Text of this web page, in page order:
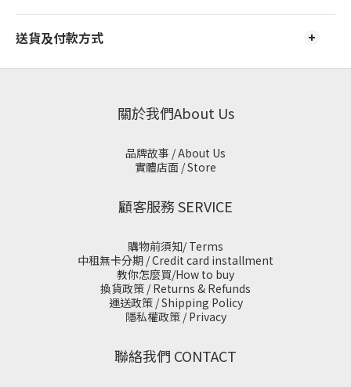
送貨及付款方式
關於我們About Us
品牌故事 / About Us
實體店面 / Store
顧客服務 SERVICE
購物前須知/ Terms
中租無卡分期 / Credit card installment
教你怎麼買/How to buy
換貨政策 / Returns & Refunds
運送政策 / Shipping Policy
隱私權政策 / Privacy
聯絡我們 CONTACT